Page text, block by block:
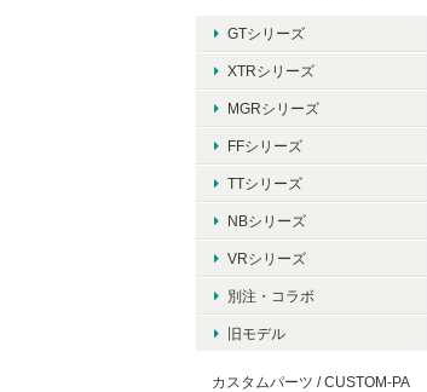
GTシリーズ
XTRシリーズ
MGRシリーズ
FFシリーズ
TTシリーズ
NBシリーズ
VRシリーズ
別注・コラボ
旧モデル
カスタムパーツ / CUSTOM-PA